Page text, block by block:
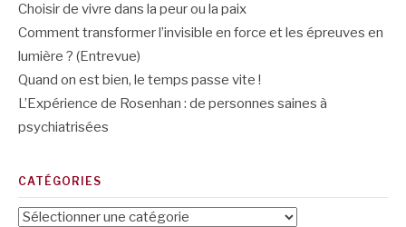
Choisir de vivre dans la peur ou la paix
Comment transformer l’invisible en force et les épreuves en
lumière ? (Entrevue)
Quand on est bien, le temps passe vite !
L’Expérience de Rosenhan : de personnes saines à
psychiatrisées
CATÉGORIES
Catégories